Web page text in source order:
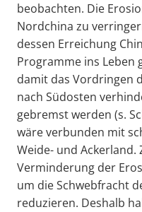
beobachten. Die
Nordchina zu
dessen Erreichung
Programme ins Leben
damit das Vordringen
nach Südosten
gebremst werden (s.
wäre verbunden mit
Weide- und
Verminderung der
um die Schwebfracht
reduzieren. Deshalb